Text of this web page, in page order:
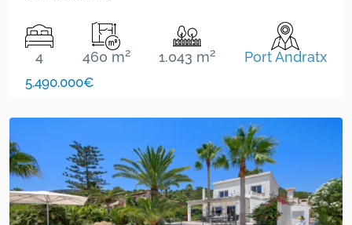
4 460 m2 1.043 m2 Port Andratx
5.490.000€